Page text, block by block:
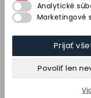
Tričká
Analytické
Marketingové
Prijať
Povoliť len